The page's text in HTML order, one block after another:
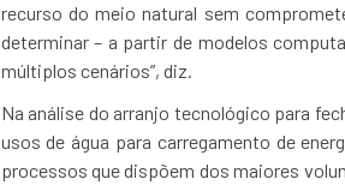
recurso do meio natural sem
determinar – a partir de modelos
múltiplos cenários”, diz.
Na análise do arranjo tecnológico para
usos de água para carregamento de
processos que dispõem dos maiores